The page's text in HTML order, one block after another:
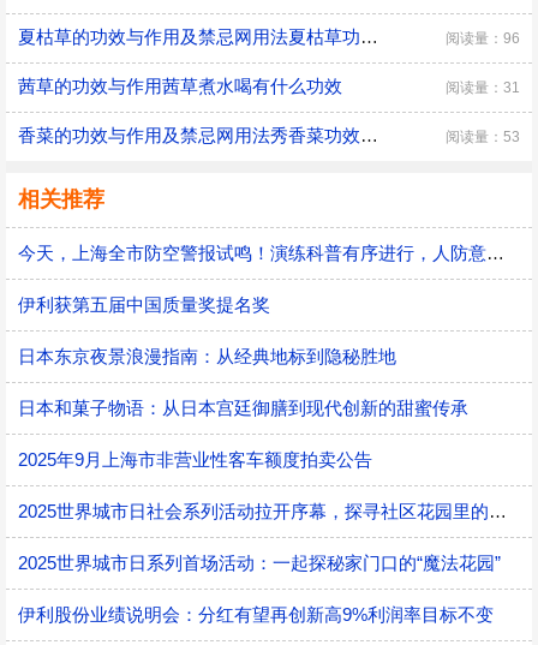
夏枯草的功效与作用及禁忌网用法夏枯草功效与作用及禁忌网用法秀 阅读量：96
茜草的功效与作用茜草煮水喝有什么功效 阅读量：31
香菜的功效与作用及禁忌网用法秀香菜功效与作用及禁忌 阅读量：53
相关推荐
今天，上海全市防空警报试鸣！演练科普有序进行，人防意识“声入人心”
伊利获第五届中国质量奖提名奖
日本东京夜景浪漫指南：从经典地标到隐秘胜地
日本和菓子物语：从日本宫廷御膳到现代创新的甜蜜传承
2025年9月上海市非营业性客车额度拍卖公告
2025世界城市日社会系列活动拉开序幕，探寻社区花园里的智慧应用
2025世界城市日系列首场活动：一起探秘家门口的“魔法花园”
伊利股份业绩说明会：分红有望再创新高9%利润率目标不变